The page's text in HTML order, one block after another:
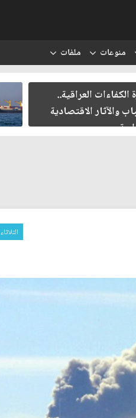
منوعات ملفات
العراقية..
والآثار الاقتصادية
الثلاثاء 19 نيسان 2016